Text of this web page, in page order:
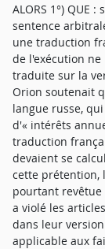
ALORS 1°) QUE
sentence
une traduction
de l'exécution
traduite sur la
Orion soutenait
langue russe,
d'« intérêts
traduction
devaient se
cette prétention,
pourtant
a violé les
dans leur
applicable aux